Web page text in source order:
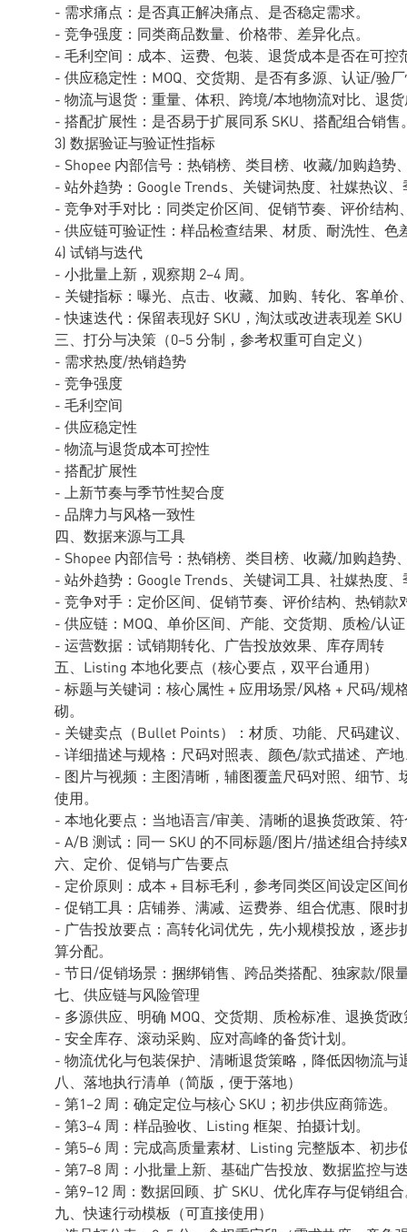
- 需求痛点：是否真正解决痛点、是否稳定需求。
- 竞争强度：同类商品数量、价格带、差异化点。
- 毛利空间：成本、运费、包装、退货成本是否在可控
- 供应稳定性：MOQ、交货期、是否有多源、认证/验
- 物流与退货：重量、体积、跨境/本地物流对比、退
- 搭配扩展性：是否易于扩展同系 SKU、搭配组合销售
3) 数据验证与验证性指标
- Shopee 内部信号：热销榜、类目榜、收藏/加购趋势
- 站外趋势：Google Trends、关键词热度、社媒热议
- 竞争对手对比：同类定价区间、促销节奏、评价结构
- 供应链可验证性：样品检查结果、材质、耐洗性、色
4) 试销与迭代
- 小批量上新，观察期 2–4 周。
- 关键指标：曝光、点击、收藏、加购、转化、客单价
- 快速迭代：保留表现好 SKU，淘汰或改进表现差
三、打分与决策（0–5 分制，参考权重可自定义）
- 需求热度/热销趋势
- 竞争强度
- 毛利空间
- 供应稳定性
- 物流与退货成本可控性
- 搭配扩展性
- 上新节奏与季节性契合度
- 品牌力与风格一致性
四、数据来源与工具
- Shopee 内部信号：热销榜、类目榜、收藏/加购趋势
- 站外趋势：Google Trends、关键词工具、社媒热度
- 竞争对手：定价区间、促销节奏、评价结构、热销款
- 供应链：MOQ、单价区间、产能、交货期、质检/认证
- 运营数据：试销期转化、广告投放效果、库存周转
五、Listing 本地化要点（核心要点，双平台通用）
- 标题与关键词：核心属性 + 应用场景/风格 + 尺码/规
砌。
- 关键卖点（Bullet Points）：材质、功能、尺码建议
- 详细描述与规格：尺码对照表、颜色/款式描述、产
- 图片与视频：主图清晰，辅图覆盖尺码对照、细节
使用。
- 本地化要点：当地语言/审美、清晰的退换货政策、
- A/B 测试：同一 SKU 的不同标题/图片/描述组合持续
六、定价、促销与广告要点
- 定价原则：成本 + 目标毛利，参考同类区间设定区间
- 促销工具：店铺券、满减、运费券、组合优惠、限时
- 广告投放要点：高转化词优先，先小规模投放，逐
算分配。
- 节日/促销场景：捆绑销售、跨品类搭配、独家款/限
七、供应链与风险管理
- 多源供应、明确 MOQ、交货期、质检标准、退换货
- 安全库存、滚动采购、应对高峰的备货计划。
- 物流优化与包装保护、清晰退货策略，降低因物流与
八、落地执行清单（简版，便于落地）
- 第1–2 周：确定定位与核心 SKU；初步供应商筛选。
- 第3–4 周：样品验收、Listing 框架、拍摄计划。
- 第5–6 周：完成高质量素材、Listing 完整版本、初步
- 第7–8 周：小批量上新、基础广告投放、数据监控与
- 第9–12 周：数据回顾、扩 SKU、优化库存与促销组
九、快速行动模板（可直接使用）